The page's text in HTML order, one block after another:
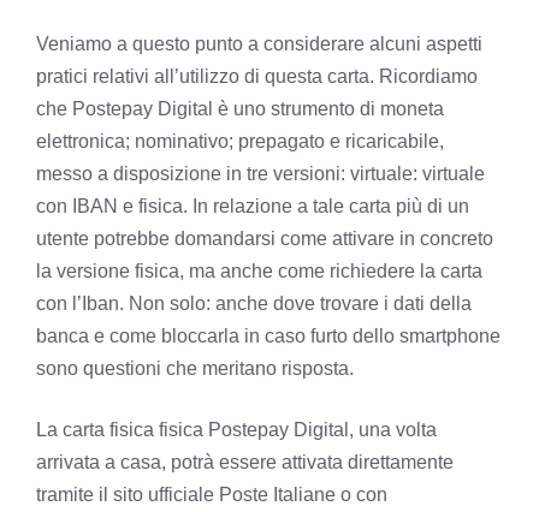
Veniamo a questo punto a considerare alcuni aspetti
pratici relativi all’utilizzo di questa carta. Ricordiamo
che Postepay Digital è uno strumento di moneta
elettronica; nominativo; prepagato e ricaricabile,
messo a disposizione in tre versioni: virtuale: virtuale
con IBAN e fisica. In relazione a tale carta più di un
utente potrebbe domandarsi come attivare in concreto
la versione fisica, ma anche come richiedere la carta
con l’Iban. Non solo: anche dove trovare i dati della
banca e come bloccarla in caso furto dello smartphone
sono questioni che meritano risposta.
La carta fisica fisica Postepay Digital, una volta
arrivata a casa, potrà essere attivata direttamente
tramite il sito ufficiale Poste Italiane o con